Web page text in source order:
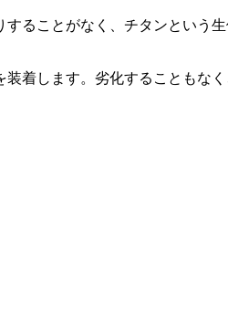
ることがなく、チタンという
着します。劣化することもな